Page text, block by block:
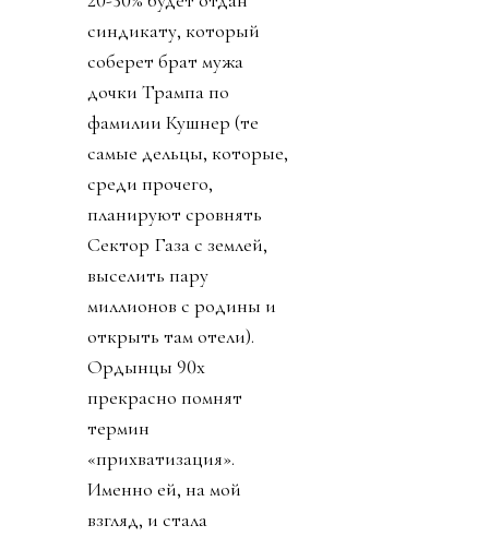
синдикату, который
соберет брат мужа
дочки Трампа по
фамилии Кушнер (те
самые дельцы, которые,
среди прочего,
планируют сровнять
Сектор Газа с землей,
выселить пару
миллионов с родины и
открыть там отели).
Ордынцы 90х
прекрасно помнят
термин
«прихватизация».
Именно ей, на мой
взгляд, и стала